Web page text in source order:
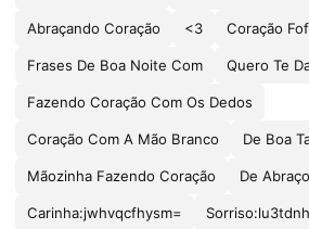
Abraçando Coração <3 Coração
Frases De Boa Noite Com Quero Te
Fazendo Coração Com Os Dedos
Coração Com A Mão Branco De Boa
Mãozinha Fazendo Coração De
Carinha:jwhvqcfhysm=